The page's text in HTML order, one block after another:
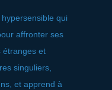
hypersensible qui
affronter ses
étranges et
singuliers,
et apprend à